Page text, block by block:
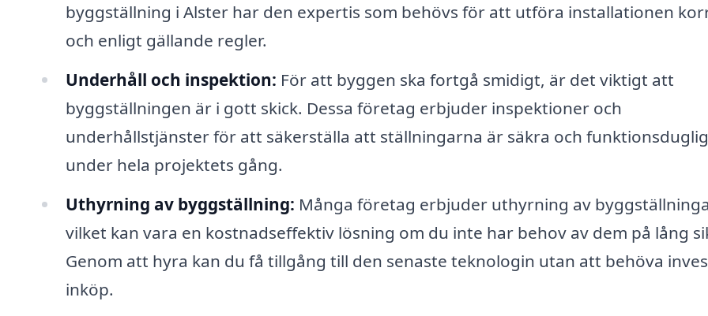
byggställning i Alster har den expertis som behövs för att utföra installationen
och enligt gällande regler.
Underhåll och inspektion: För att byggen ska fortgå smidigt, är det viktigt att
byggställningen är i gott skick. Dessa företag erbjuder inspektioner och
underhållstjänster för att säkerställa att ställningarna är säkra och
under hela projektets gång.
Uthyrning av byggställning: Många företag erbjuder uthyrning av
vilket kan vara en kostnadseffektiv lösning om du inte har behov av dem på lång
Genom att hyra kan du få tillgång till den senaste teknologin utan att behöva
inköp.